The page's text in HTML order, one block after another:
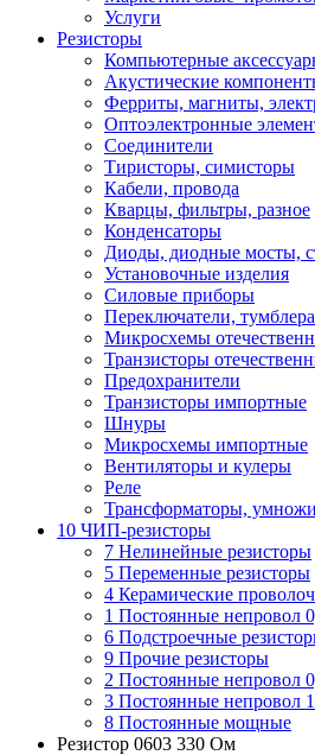
Услуги
Резисторы
Компьютерные
Акустические
Ферриты, магниты,
Оптоэлектронные
Соединители
Тиристоры, симисторы
Кабели, провода
Кварцы, фильтры, разное
Конденсаторы
Диоды, диодные мосты,
Установочные изделия
Силовые приборы
Переключатели, тумблера
Микросхемы
Транзисторы
Предохранители
Транзисторы импортные
Шнуры
Микросхемы импортные
Вентиляторы и кулеры
Реле
Трансформаторы,
10 ЧИП-резисторы
7 Нелинейные резисторы
5 Переменные резисторы
4 Керамические
1 Постоянные непровол
6 Подстроечные
9 Прочие резисторы
2 Постоянные непровол
3 Постоянные непровол
8 Постоянные мощные
Резистор 0603 330 Ом